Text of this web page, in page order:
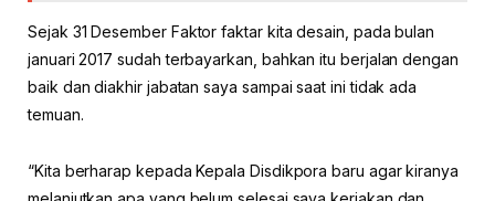
Sejak 31 Desember Faktor faktar kita desain, pada bulan
januari 2017 sudah terbayarkan, bahkan itu berjalan dengan
baik dan diakhir jabatan saya sampai saat ini tidak ada
temuan.
“Kita berharap kepada Kepala Disdikpora baru agar kiranya